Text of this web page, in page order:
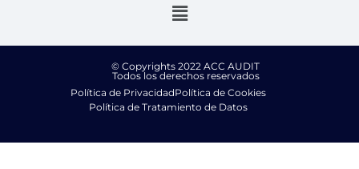
© Copyrights 2022 ACC AUDIT
Todos los derechos reservados
Política de PrivacidadPolítica de Cookies
Política de Tratamiento de Datos